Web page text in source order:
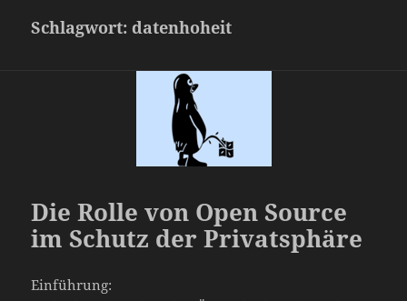
Schlagwort: datenhoheit
Die Rolle von Open Source
im Schutz der Privatsphäre
Einführung: